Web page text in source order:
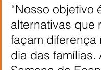
“Nosso objetivo
alternativas que
façam diferença
dia das famílias.